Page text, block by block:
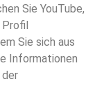
Sie YouTube,
Sie sich aus
Informationen
der